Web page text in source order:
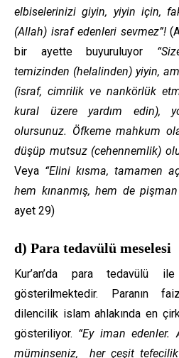
elbiselerinizi giyin, yiyin için,
(Allah) israf edenleri sevmez”!
bir ayette buyuruluyor
temizinden (helalinden) yiyin,
(israf, cimrilik ve nankörlük
kural üzere yardım edin),
olursunuz. Öfkeme mahkum
düşüp mutsuz (cehennemlik)
Veya “Elini kısma, tamamen
hem kınanmış, hem de
ayet 29)
d) Para tedavülü meselesi
Kur’an’da para tedavülü
gösterilmektedir. Paranın
dilencilik islam ahlakında en
gösteriliyor. “Ey iman edenler.
müminseniz, her çeşit tefecilik